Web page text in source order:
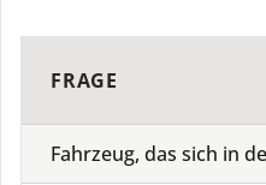
FRAGE
Fahrzeug, das sich in